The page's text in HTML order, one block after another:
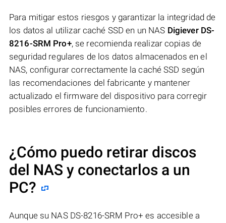
Para mitigar estos riesgos y garantizar la integridad de
los datos al utilizar caché SSD en un NAS Digiever DS-
8216-SRM Pro+, se recomienda realizar copias de
seguridad regulares de los datos almacenados en el
NAS, configurar correctamente la caché SSD según
las recomendaciones del fabricante y mantener
actualizado el firmware del dispositivo para corregir
posibles errores de funcionamiento.
¿Cómo puedo retirar discos
del NAS y conectarlos a un
PC?
Aunque su NAS DS-8216-SRM Pro+ es accesible a